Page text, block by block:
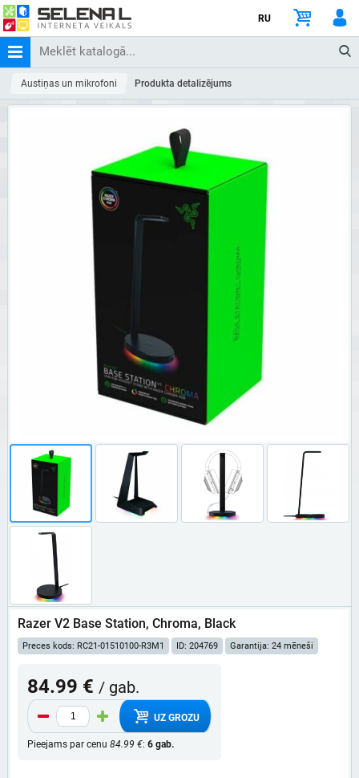
RU
Austiņas un mikrofoni Produkta detalizējums
Razer V2 Base Station, Chroma, Black
Preces kods: RC21-01510100-R3M1 ID: 204769 Garantija: 24 mēneši
84.99 € / gab.
UZ GROZU
Pieejams par cenu 84.99 €: 6 gab.